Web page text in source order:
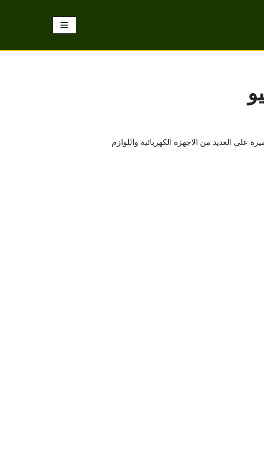
العديد من الاجهزة الكهربائية واللوازم